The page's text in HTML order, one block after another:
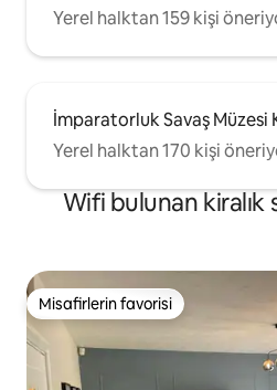
Yerel halktan 159 kişi
İmparatorluk Savaş Müzesi
Yerel halktan 170 kişi
Wifi bulunan
Misafirlerin favorisi
Misafirlerin favorisi